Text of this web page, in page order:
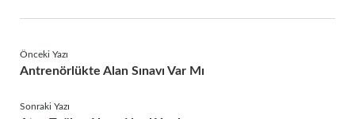
Önceki Yazı
Antrenörlükte Alan Sınavı Var Mı
Sonraki Yazı